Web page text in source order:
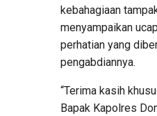
kebahagiaan
menyampaikan
perhatian yang
pengabdiannya.
“Terima kasih
Bapak Kapolres